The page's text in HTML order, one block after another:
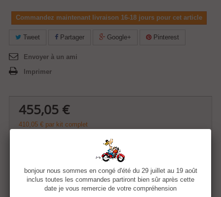
Commandez maintenant livraison 16-18 jours pour cet article
Tweet Partager Google+ Pinterest
Envoyer à un ami
Imprimer
455,05 €
410,05 € par kit complet
Couleur
bonjour nous sommes en congé d'été du 29 juillet au 19 août
inclus toutes les commandes partiront bien sûr après cette
date je vous remercie de votre compréhension